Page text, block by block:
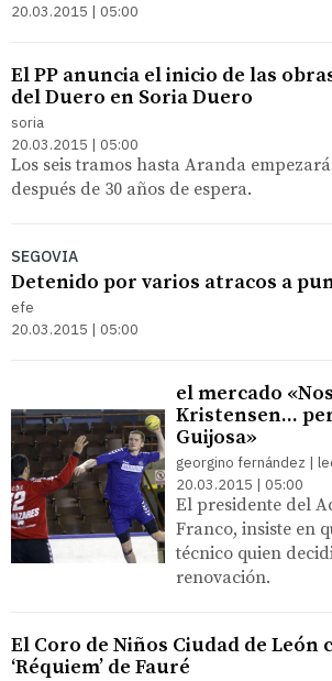
20.03.2015 | 05:00
El PP anuncia el inicio de las
del Duero en Soria Duero
soria
20.03.2015 | 05:00
Los seis tramos hasta Aranda
después de 30 años de espera.
SEGOVIA
Detenido por varios atracos a
efe
20.03.2015 | 05:00
el mercado
Kristensen...
Guijosa»
georgino fernández |
20.03.2015 | 05:00
El presidente del
Franco, insiste en
técnico quien
renovación.
El Coro de Niños Ciudad de León
‘Réquiem’ de Fauré